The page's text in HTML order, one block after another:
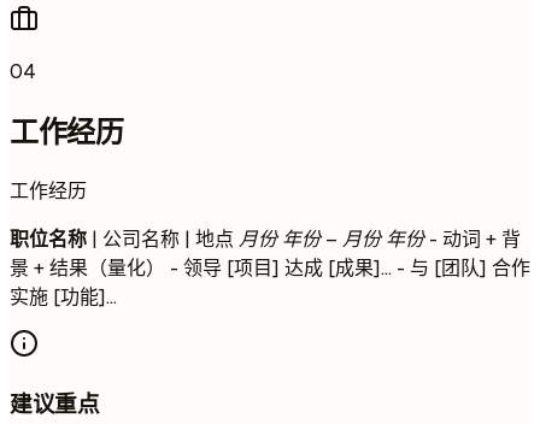
04
工作经历
工作经历
职位名称 | 公司名称 | 地点 月份 年份 – 月份 年份- 动词 + 背
景 + 结果（量化） - 领导 [项目] 达成 [成果]... - 与 [团队] 合作
实施 [功能]...
建议重点